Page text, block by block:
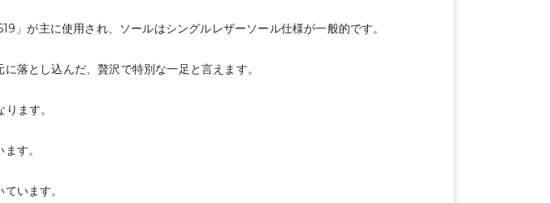
」が主に使用され、ソールはシングルレザーソール仕様が一般的です。
落とし込んだ、贅沢で特別な一足と言えます。
ます。
す。
います。